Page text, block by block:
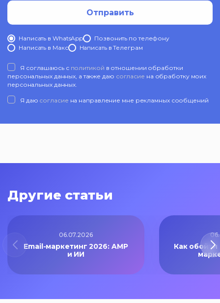
Отправить
Написать в WhatsApp
Позвонить по телефону
Написать в Mакс
Написать в Телеграм
Я соглашаюсь с политикой в отношении обработки
персональных данных, а также даю согласие на обработку моих
персональных данных.
Я даю согласие на направление мне рекламных сообщений
Другие статьи
06.07.2026
Email-маркетинг 2026: AMP
и ИИ
Как обойти